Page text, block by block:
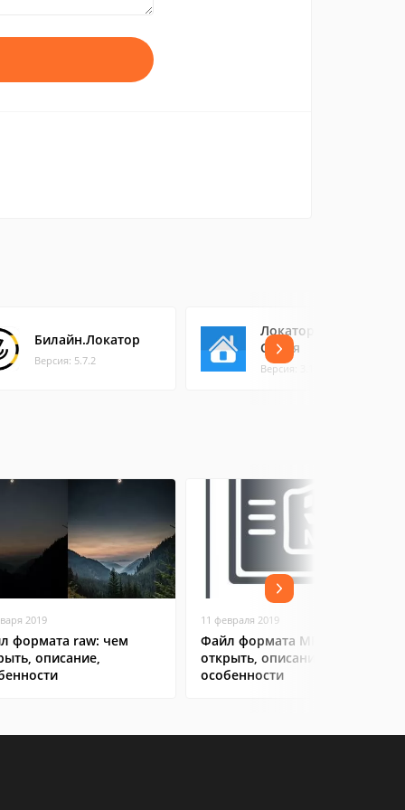
Билайн.Локатор
Версия: 5.7.2
Локатор Моя
Семья
Версия: 3.16
2019
формата raw: чем
описание,
11 февраля 2019
Файл формата MP4: чем
открыть, описание,
особенности